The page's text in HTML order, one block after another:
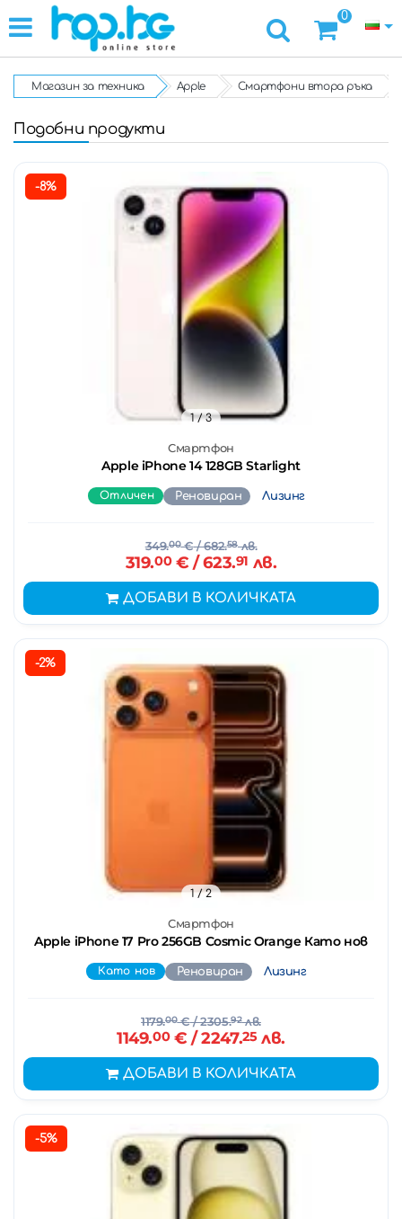
0
Магазин за техника Apple Смартфони втора ръка
Подобни продукти
-8%
Смартфон
Apple iPhone 14 128GB Starlight
1/ 3
Отличен Реновиран Лизинг
349.00€/ 682.58лв.
319.00€ / 623.91 лв.
ДОБАВИ В КОЛИЧКАТА
-2%
Смартфон
Apple iPhone 17 Pro 256GB Cosmic Orange Като нов
1/ 2
Като нов Реновиран Лизинг
1179.00€/ 2305.92лв.
1149.00€ / 2247.25лв.
ДОБАВИ В КОЛИЧКАТА
-5%